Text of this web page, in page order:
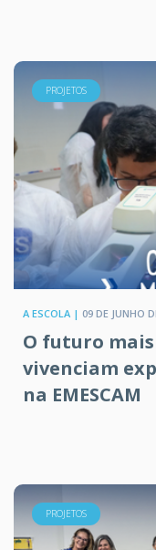
PROJETOS
A ESCOLA | 09 DE JUNHO
O futuro
vivenciam
na EMESCAM
PROJETOS